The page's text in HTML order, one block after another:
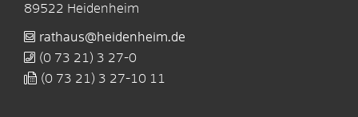
89522 Heidenheim
rathaus@heidenheim.de
(0 73 21) 3 27-0
(0 73 21) 3 27-10 11